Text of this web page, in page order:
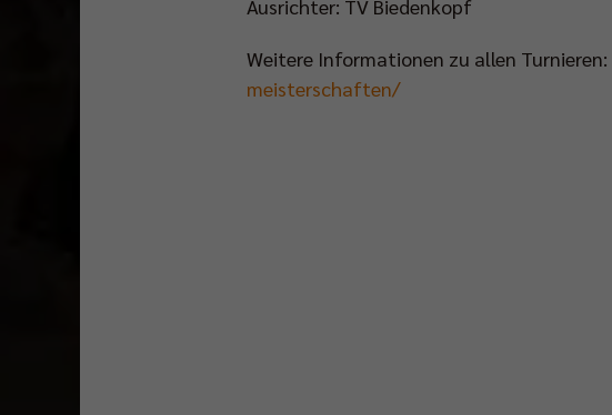
Ausrichter: TV Biedenkopf
Weitere Informationen zu allen Turnieren:
meisterschaften/